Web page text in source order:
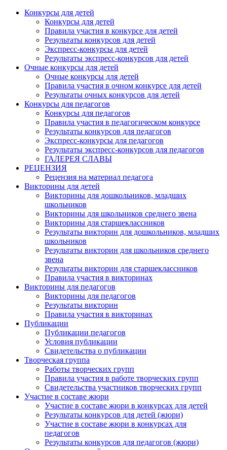
Конкурсы для детей
Конкурсы для детей
Правила участия в конкурсе для детей
Результаты конкурсов для детей
Экспресс-конкурсы для детей
Результаты экспресс-конкурсов для детей
Очные конкурсы для детей
Очные конкурсы для детей
Правила участия в очном конкурсе для детей
Результаты очных конкурсов для детей
Конкурсы для педагогов
Конкурсы для педагогов
Правила участия в педагогическом конкурсе
Результаты конкурсов для педагогов
Экспресс-конкурсы для педагогов
Результаты экспресс-конкурсов для педагогов
ГАЛЕРЕЯ СЛАВЫ
РЕЦЕНЗИЯ
Рецензия на материал педагога
Викторины для детей
Викторины для дошкольников, младших
школьников
Викторины для школьников среднего звена
Викторины для старшеклассников
Результаты викторин для дошкольников, младших
школьников
Результаты викторин для школьников среднего
звена
Результаты викторин для старшеклассников
Правила участия в викторинах
Викторины для педагогов
Викторины для педагогов
Результаты викторин
Правила участия в викторинах
Публикации
Публикации педагогов
Условия публикации
Свидетельства о публикации
Творческая группа
Работы творческих групп
Правила участия в работе творческих групп
Свидетельства участников творческих групп
Участие в составе жюри
Участие в составе жюри в конкурсах для детей
Результаты конкурсов для детей (жюри)
Участие в составе жюри в конкурсах для
педагогов
Результаты конкурсов для педагогов (жюри)